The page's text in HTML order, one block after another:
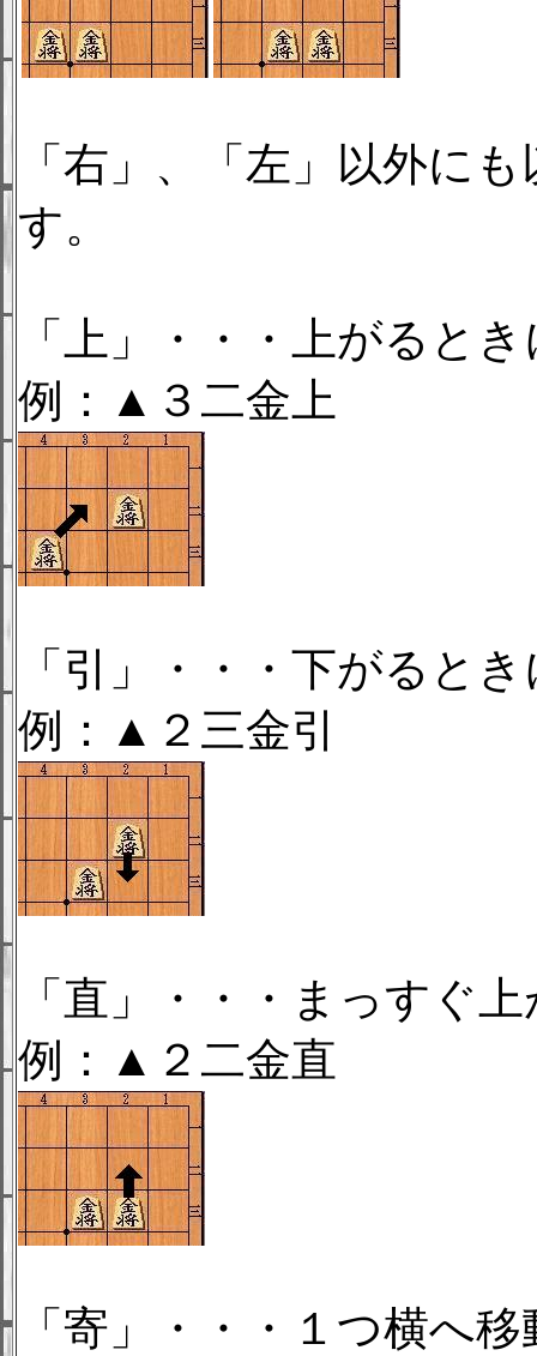
「右」、「左」以外に
す。
「上」・・・上がると
例：▲３二金上
「引」・・・下がると
例：▲２三金引
「直」・・・まっすぐ
例：▲２二金直
「寄」・・・１つ横へ